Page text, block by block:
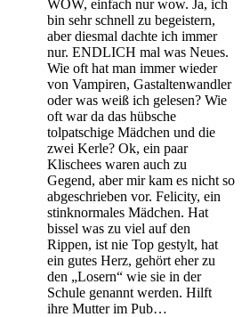
WOW, einfach nur wow. Ja, ich
bin sehr schnell zu begeistern,
aber diesmal dachte ich immer
nur. ENDLICH mal was Neues.
Wie oft hat man immer wieder
von Vampiren, Gastaltenwandler
oder was weiß ich gelesen? Wie
oft war da das hübsche
tolpatschige Mädchen und die
zwei Kerle? Ok, ein paar
Klischees waren auch zu
Gegend, aber mir kam es nicht so
abgeschrieben vor. Felicity, ein
stinknormales Mädchen. Hat
bissel was zu viel auf den
Rippen, ist nie Top gestylt, hat
ein gutes Herz, gehört eher zu
den „Losern“ wie sie in der
Schule genannt werden. Hilft
ihre Mutter im Pub…